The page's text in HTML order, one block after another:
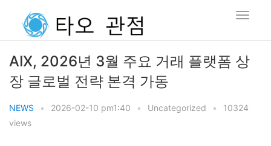
AIX, 2026년 3월 주요 거래 플랫폼 상
장 글로벌 전략 본격 가동
NEWS • 2026-02-10 pm1:40 • Uncategorized •
10324
views